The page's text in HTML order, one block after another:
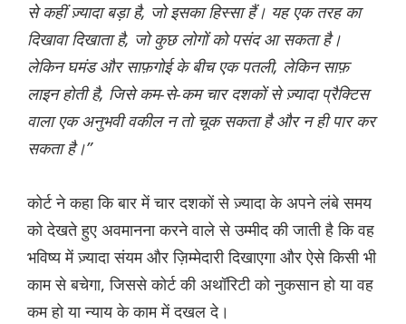
से कहीं ज़्यादा बड़ा है, जो इसका हिस्सा हैं। यह एक तरह का
दिखावा दिखाता है, जो कुछ लोगों को पसंद आ सकता है।
लेकिन घमंड और साफ़गोई के बीच एक पतली, लेकिन साफ़
लाइन होती है, जिसे कम-से-कम चार दशकों से ज़्यादा प्रैक्टिस
वाला एक अनुभवी वकील न तो चूक सकता है और न ही पार कर
सकता है।”
कोर्ट ने कहा कि बार में चार दशकों से ज़्यादा के अपने लंबे समय
को देखते हुए अवमानना ​​करने वाले से उम्मीद की जाती है कि वह
भविष्य में ज़्यादा संयम और ज़िम्मेदारी दिखाएगा और ऐसे किसी भी
काम से बचेगा, जिससे कोर्ट की अथॉरिटी को नुकसान हो या वह
कम हो या न्याय के काम में दखल दे।